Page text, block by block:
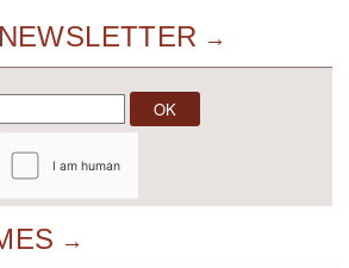
NEWSLETTER